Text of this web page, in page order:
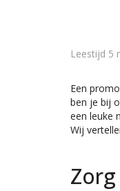
Leestijd 5
Een
ben je bij
een leuke
Wij